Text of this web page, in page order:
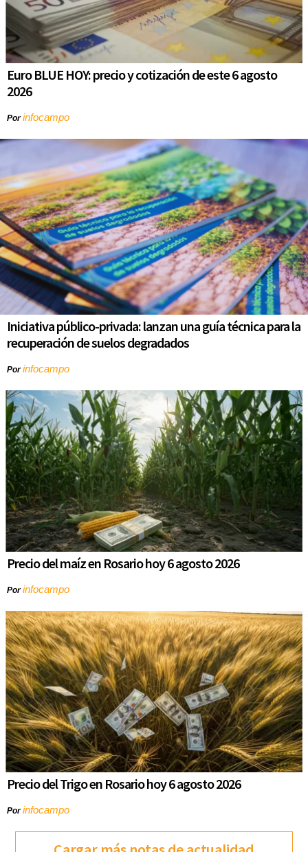
Euro BLUE HOY: precio y cotización de este 6 agosto
2026
Porinfocampo
Iniciativa público-privada: lanzan una guía técnica para la
recuperación de suelos degradados
Porinfocampo
Precio del maíz en Rosario hoy 6 agosto 2026
Porinfocampo
Precio del Trigo en Rosario hoy 6 agosto 2026
Porinfocampo